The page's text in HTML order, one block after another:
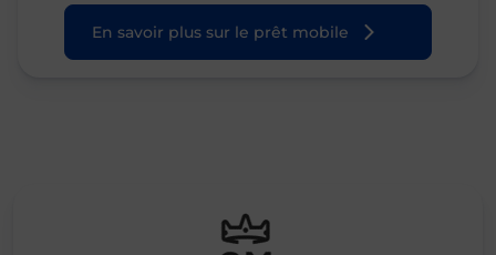
En savoir plus sur le prêt mobile